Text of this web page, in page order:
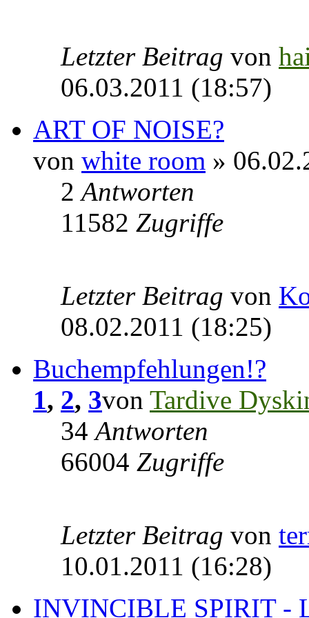
Letzter Beitrag von
06.03.2011 (18:57)
ART OF NOISE?
von white room »
2Antworten
11582 Zugriffe
Letzter Beitrag von
08.02.2011 (18:25)
Buchempfehlungen!?
1, 2, 3von Tardive
34Antworten
66004 Zugriffe
Letzter Beitrag von
10.01.2011 (16:28)
INVINCIBLE SPIRIT -